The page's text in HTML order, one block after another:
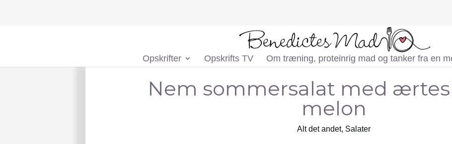
Opskrifter Opskrifts TV Om træning, proteinrig mad og tanker fra en
Nem sommersalat med
melon
Alt det andet, Salater